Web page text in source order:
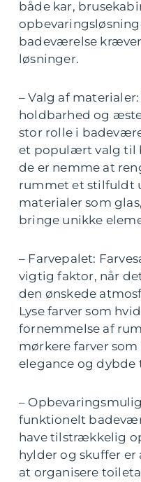
både kar,
badeværelse
løsninger.
– Valg af
holdbarhed og
stor rolle i
et populært valg til
de er nemme at
rummet et stilfuldt
materialer som
bringe unikke
– Farvepalet:
vigtig faktor, når
den ønskede
Lyse farver som
fornemmelse af
mørkere farver
elegance og
–
funktionelt
have tilstrækkelig
hylder og skuffer
at organisere